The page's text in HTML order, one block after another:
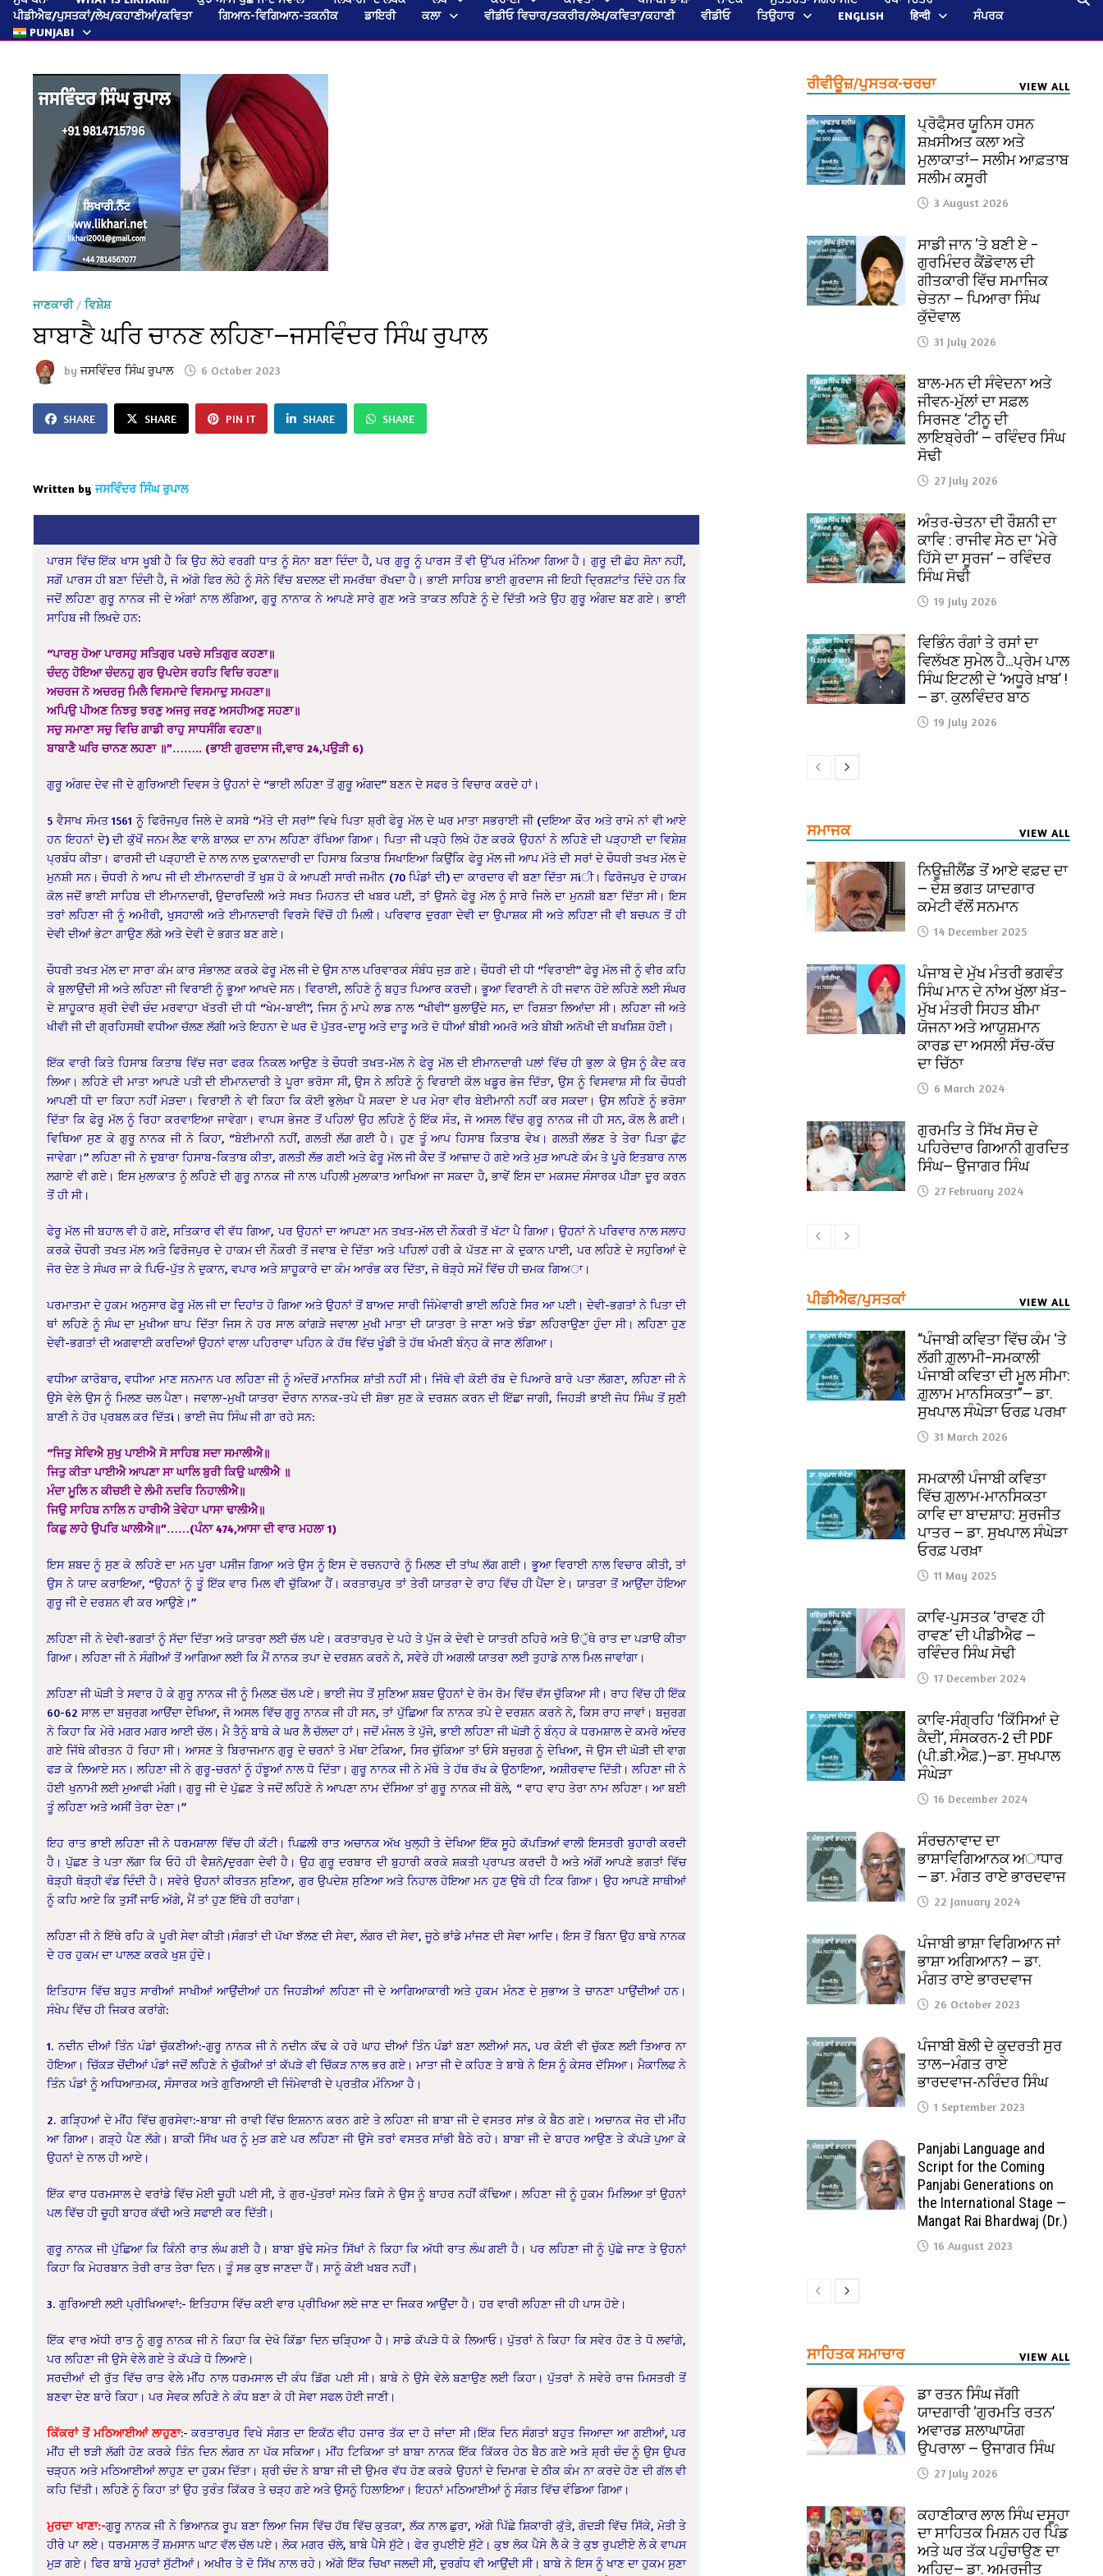
ਪੀਡੀਐਫ/ਪੁਸਤਕਾਂ/ਲੇਖ/ਕਹਾਣੀਆਂ/ਕਵਿਤਾ
ਗਿਆਨ-ਵਿਗਿਆਨ-ਤਕਨੀਕ ਡਾਇਰੀ ਕਲਾ ਵੀਡੀਓ ਵਿਚਾਰ/ਤਕਰੀਰ/ਲੇਖ/ਕਵਿਤਾ/ਕਹਾਣੀ ਵੀਡੀਓ ਤਿਉਹਾਰ ENGLISH हिन्दी
ਸੰਪਰਕ
PUNJABI
ਜਾਣਕਾਰੀ/ਵਿਸ਼ੇਸ਼
ਬਾਬਾਣੈ ਘਰਿ ਚਾਨਣ ਲਹਿਣਾ—ਜਸਵਿੰਦਰ ਸਿੰਘ ਰੁਪਾਲ
byਜਸਵਿੰਦਰ ਸਿੰਘ ਰੁਪਾਲ 6 October 2023
SHARE SHARE PIN IT SHARE SHARE
Written by ਜਸਵਿੰਦਰ ਸਿੰਘ ਰੁਪਾਲ
ਪਾਰਸ ਵਿੱਚ ਇੱਕ ਖਾਸ ਖੂਬੀ ਹੈ ਕਿ ਉਹ ਲੋਹੇ ਵਰਗੀ ਧਾਤ ਨੂੰ ਸੋਨਾ ਬਣਾ ਦਿੰਦਾ ਹੈ, ਪਰ ਗੁਰੂ ਨੂੰ ਪਾਰਸ ਤੋਂ ਵੀ ਉੱਪਰ ਮੰਨਿਆ ਗਿਆ ਹੈ। ਗੁਰੂ ਦੀ ਛੋਹ ਸੋਨਾ ਨਹੀਂ,
ਸਗੋਂ ਪਾਰਸ ਹੀ ਬਣਾ ਦਿੰਦੀ ਹੈ, ਜੋ ਅੱਗੇ ਫਿਰ ਲੋਹੇ ਨੂੰ ਸੋਨੇ ਵਿੱਚ ਬਦਲਣ ਦੀ ਸਮਰੱਥਾ ਰੱਖਦਾ ਹੈ। ਭਾਈ ਸਾਹਿਬ ਭਾਈ ਗੁਰਦਾਸ ਜੀ ਇਹੀ ਦ੍ਰਿਸ਼ਟਾਂਤ ਦਿੰਦੇ ਹਨ ਕਿ
ਜਦੋਂ ਲਹਿਣਾ ਗੁਰੂ ਨਾਨਕ ਜੀ ਦੇ ਅੰਗਾਂ ਨਾਲ ਲੱਗਿਆ, ਗੁਰੂ ਨਾਨਾਕ ਨੇ ਆਪਣੇ ਸਾਰੇ ਗੁਣ ਅਤੇ ਤਾਕਤ ਲਹਿਣੇ ਨੂੰ ਦੇ ਦਿੱਤੀ ਅਤੇ ਉਹ ਗੁਰੂ ਅੰਗਦ ਬਣ ਗਏ। ਭਾਈ
ਸਾਹਿਬ ਜੀ ਲਿਖਦੇ ਹਨ:
“ਪਾਰਸੁ ਹੋਆ ਪਾਰਸਹੁ ਸਤਿਗੁਰ ਪਰਚੇ ਸਤਿਗੁਰ ਕਹਣਾ॥
ਚੰਦਨੁ ਹੋਇਆ ਚੰਦਨਹੁ ਗੁਰ ਉਪਦੇਸ ਰਹਤਿ ਵਿਚਿ ਰਹਣਾ॥
ਅਚਰਜ ਨੋ ਅਚਰਜੁ ਮਿਲੈ ਵਿਸਮਾਦੇ ਵਿਸਮਾਦੁ ਸਮਹਣਾ॥
ਅਪਿਉ ਪੀਅਣ ਨਿਝਰੁ ਝਰਣੁ ਅਜਰੁ ਜਰਣੁ ਅਸਹੀਅਣੁ ਸਹਣਾ॥
ਸਚੁ ਸਮਾਣਾ ਸਚੁ ਵਿਚਿ ਗਾਡੀ ਰਾਹੁ ਸਾਧਸੰਗਿ ਵਹਣਾ॥
ਬਾਬਾਣੈ ਘਰਿ ਚਾਨਣ ਲਹਣਾ ॥”…….. (ਭਾਈ ਗੁਰਦਾਸ ਜੀ,ਵਾਰ 24,ਪਉੜੀ 6)
ਗੁਰੂ ਅੰਗਦ ਦੇਵ ਜੀ ਦੇ ਗੁਰਿਆਈ ਦਿਵਸ ਤੇ ਉਹਨਾਂ ਦੇ “ਭਾਈ ਲਹਿਣਾ ਤੋਂ ਗੁਰੂ ਅੰਗਦ” ਬਣਨ ਦੇ ਸਫਰ ਤੇ ਵਿਚਾਰ ਕਰਦੇ ਹਾਂ।
5 ਵੈਸਾਖ ਸੰਮਤ 1561 ਨੂੰ ਫਿਰੋਜਪੁਰ ਜਿਲੇ ਦੇ ਕਸਬੇ “ਮੱਤੇ ਦੀ ਸਰਾਂ” ਵਿਖੇ ਪਿਤਾ ਸ਼੍ਰੀ ਫੇਰੂ ਮੱਲ ਦੇ ਘਰ ਮਾਤਾ ਸਭਰਾਈ ਜੀ (ਦਇਆ ਕੌਰ ਅਤੇ ਰਾਮੋ ਨਾਂ ਵੀ ਆਏ
ਹਨ ਇਹਨਾਂ ਦੇ) ਦੀ ਕੁੱਖੋਂ ਜਨਮ ਲੈਣ ਵਾਲੇ ਬਾਲਕ ਦਾ ਨਾਮ ਲਹਿਣਾ ਰੱਖਿਆ ਗਿਆ। ਪਿਤਾ ਜੀ ਪੜ੍ਹੇ ਲਿਖੇ ਹੋਣ ਕਰਕੇ ਉਹਨਾਂ ਨੇ ਲਹਿਣੇ ਦੀ ਪੜ੍ਹਾਈ ਦਾ ਵਿਸ਼ੇਸ਼
ਪ੍ਰਬੰਧ ਕੀਤਾ। ਫਾਰਸੀ ਦੀ ਪੜ੍ਹਾਈ ਦੇ ਨਾਲ ਨਾਲ ਦੁਕਾਨਦਾਰੀ ਦਾ ਹਿਸਾਬ ਕਿਤਾਬ ਸਿਖਾਇਆ ਕਿਉਂਕਿ ਫੇਰੂ ਮੱਲ ਜੀ ਆਪ ਮੱਤੇ ਦੀ ਸਰਾਂ ਦੇ ਚੌਧਰੀ ਤਖਤ ਮੱਲ ਦੇ
ਮੁਨਸ਼ੀ ਸਨ। ਚੌਧਰੀ ਨੇ ਆਪ ਜੀ ਦੀ ਈਮਾਨਦਾਰੀ ਤੋਂ ਖੁਸ਼ ਹੋ ਕੇ ਆਪਣੀ ਸਾਰੀ ਜਮੀਨ (70 ਪਿੰਡਾਂ ਦੀ) ਦਾ ਕਾਰਦਾਰ ਵੀ ਬਣਾ ਦਿੱਤਾ ਸiੀ। ਫਿਰੋਜਪੁਰ ਦੇ ਹਾਕਮ
ਕੋਲ ਜਦੋਂ ਭਾਈ ਸਾਹਿਬ ਦੀ ਈਮਾਨਦਾਰੀ, ਉਦਾਰਦਿਲੀ ਅਤੇ ਸਖਤ ਮਿਹਨਤ ਦੀ ਖਬਰ ਪਈ, ਤਾਂ ਉਸਨੇ ਫੇਰੂ ਮੱਲ ਨੂੰ ਸਾਰੇ ਜਿਲੇ ਦਾ ਮੁਨਸ਼ੀ ਬਣਾ ਦਿੱਤਾ ਸੀ। ਇਸ
ਤਰਾਂ ਲਹਿਣਾ ਜੀ ਨੂੰ ਅਮੀਰੀ, ਖੁਸਹਾਲੀ ਅਤੇ ਈਮਾਨਦਾਰੀ ਵਿਰਸੇ ਵਿੱਚੋਂ ਹੀ ਮਿਲੀ। ਪਰਿਵਾਰ ਦੁਰਗਾ ਦੇਵੀ ਦਾ ਉਪਾਸ਼ਕ ਸੀ ਅਤੇ ਲਹਿਣਾ ਜੀ ਵੀ ਬਚਪਨ ਤੋਂ ਹੀ
ਦੇਵੀ ਦੀਆਂ ਭੇਟਾ ਗਾਉਣ ਲੱਗੇ ਅਤੇ ਦੇਵੀ ਦੇ ਭਗਤ ਬਣ ਗਏ।
ਚੌਧਰੀ ਤਖਤ ਮੱਲ ਦਾ ਸਾਰਾ ਕੰਮ ਕਾਰ ਸੰਭਾਲਣ ਕਰਕੇ ਫੇਰੂ ਮੱਲ ਜੀ ਦੇ ਉਸ ਨਾਲ ਪਰਿਵਾਰਕ ਸੰਬੰਧ ਜੁੜ ਗਏ। ਚੌਧਰੀ ਦੀ ਧੀ “ਵਿਰਾਈ” ਫੇਰੂ ਮੱਲ ਜੀ ਨੂੰ ਵੀਰ ਕਹਿ
ਕੇ ਬੁਲਾਉਂਦੀ ਸੀ ਅਤੇ ਲਹਿਣਾ ਜੀ ਵਿਰਾਈ ਨੂੰ ਭੂਆ ਆਖਦੇ ਸਨ। ਵਿਰਾਈ, ਲਹਿਣੇ ਨੂੰ ਬਹੁਤ ਪਿਆਰ ਕਰਦੀ। ਭੂਆ ਵਿਰਾਈ ਨੇ ਹੀ ਜਵਾਨ ਹੋਏ ਲਹਿਣੇ ਲਈ ਸੰਘਰ
ਦੇ ਸ਼ਾਹੂਕਾਰ ਸ਼੍ਰੀ ਦੇਵੀ ਚੰਦ ਮਰਵਾਹਾ ਖੱਤਰੀ ਦੀ ਧੀ “ਖੇਮ-ਬਾਈ”, ਜਿਸ ਨੂੰ ਮਾਪੇ ਲਾਡ ਨਾਲ “ਖੀਵੀ” ਬੁਲਾਉਂਦੇ ਸਨ, ਦਾ ਰਿਸ਼ਤਾ ਲਿਆਂਦਾ ਸੀ। ਲਹਿਣਾ ਜੀ ਅਤੇ
ਖੀਵੀ ਜੀ ਦੀ ਗ੍ਰਹਿਸਥੀ ਵਧੀਆ ਚੱਲਣ ਲੱਗੀ ਅਤੇ ਇਹਨਾ ਦੇ ਘਰ ਦੋ ਪੁੱਤਰ-ਦਾਸੂ ਅਤੇ ਦਾਤੂ ਅਤੇ ਦੋ ਧੀਆਂ ਬੀਬੀ ਅਮਰੋ ਅਤੇ ਬੀਬੀ ਅਨੋਖੀ ਦੀ ਬਖਸ਼ਿਸ਼ ਹੋਈ।
ਇੱਕ ਵਾਰੀ ਕਿਤੇ ਹਿਸਾਬ ਕਿਤਾਬ ਵਿੱਚ ਜਰਾ ਫਰਕ ਨਿਕਲ ਆਉਣ ਤੇ ਚੌਧਰੀ ਤਖਤ-ਮੱਲ ਨੇ ਫੇਰੂ ਮੱਲ ਦੀ ਈਮਾਨਦਾਰੀ ਪਲਾਂ ਵਿੱਚ ਹੀ ਭੁਲਾ ਕੇ ਉਸ ਨੂੰ ਕੈਦ ਕਰ
ਲਿਆ। ਲਹਿਣੇ ਦੀ ਮਾਤਾ ਆਪਣੇ ਪਤੀ ਦੀ ਈਮਾਨਦਾਰੀ ਤੇ ਪੂਰਾ ਭਰੋਸਾ ਸੀ, ਉਸ ਨੇ ਲਹਿਣੇ ਨੂੰ ਵਿਰਾਈ ਕੋਲ ਖਡੂਰ ਭੇਜ ਦਿੱਤਾ, ਉਸ ਨੂੰ ਵਿਸਵਾਸ਼ ਸੀ ਕਿ ਚੌਧਰੀ
ਆਪਣੀ ਧੀ ਦਾ ਕਿਹਾ ਨਹੀਂ ਮੋੜਦਾ। ਵਿਰਾਈ ਨੇ ਵੀ ਕਿਹਾ ਕਿ ਕੋਈ ਭੁਲੇਖਾ ਪੈ ਸਕਦਾ ਏ ਪਰ ਮੇਰਾ ਵੀਰ ਬੇਈਮਾਨੀ ਨਹੀਂ ਕਰ ਸਕਦਾ। ਉਸ ਲਹਿਣੇ ਨੂੰ ਭਰੋਸਾ
ਦਿੱਤਾ ਕਿ ਫੇਰੂ ਮੱਲ ਨੂੰ ਰਿਹਾ ਕਰਵਾਇਆ ਜਾਵੇਗਾ। ਵਾਪਸ ਭੇਜਣ ਤੋਂ ਪਹਿਲਾਂ ਉਹ ਲਹਿਣੇ ਨੂੰ ਇੱਕ ਸੰਤ, ਜੋ ਅਸਲ ਵਿੱਚ ਗੁਰੂ ਨਾਨਕ ਜੀ ਹੀ ਸਨ, ਕੋਲ ਲੈ ਗਈ।
ਵਿਥਿਆ ਸੁਣ ਕੇ ਗੁਰੂ ਨਾਨਕ ਜੀ ਨੇ ਕਿਹਾ, “ਬੇਈਮਾਨੀ ਨਹੀਂ, ਗਲਤੀ ਲੱਗ ਗਈ ਹੈ। ਹੁਣ ਤੂੰ ਆਪ ਹਿਸਾਬ ਕਿਤਾਬ ਵੇਖ। ਗਲਤੀ ਲੱਭਣ ਤੇ ਤੇਰਾ ਪਿਤਾ ਛੁੱਟ
ਜਾਵੇਗਾ।” ਲਹਿਣਾ ਜੀ ਨੇ ਦੁਬਾਰਾ ਹਿਸਾਬ-ਕਿਤਾਬ ਕੀਤਾ, ਗਲਤੀ ਲੱਭ ਗਈ ਅਤੇ ਫੇਰੂ ਮੱਲ ਜੀ ਕੈਦ ਤੋਂ ਆਜ਼ਾਦ ਹੋ ਗਏ ਅਤੇ ਮੁੜ ਆਪਣੇ ਕੰਮ ਤੇ ਪੂਰੇ ਇਤਬਾਰ ਨਾਲ
ਲਗਾਏ ਵੀ ਗਏ। ਇਸ ਮੁਲਾਕਾਤ ਨੂੰ ਲਹਿਣੇ ਦੀ ਗੁਰੂ ਨਾਨਕ ਜੀ ਨਾਲ ਪਹਿਲੀ ਮੁਲਾਕਾਤ ਆਖਿਆ ਜਾ ਸਕਦਾ ਹੈ, ਭਾਵੇਂ ਇਸ ਦਾ ਮਕਸਦ ਸੰਸਾਰਕ ਪੀੜਾ ਦੂਰ ਕਰਨ
ਤੋਂ ਹੀ ਸੀ।
ਫੇਰੂ ਮੱਲ ਜੀ ਬਹਾਲ ਵੀ ਹੋ ਗਏ, ਸਤਿਕਾਰ ਵੀ ਵੱਧ ਗਿਆ, ਪਰ ਉਹਨਾਂ ਦਾ ਆਪਣਾ ਮਨ ਤਖਤ-ਮੱਲ ਦੀ ਨੌਕਰੀ ਤੋਂ ਖੱਟਾ ਪੈ ਗਿਆ। ਉਹਨਾਂ ਨੇ ਪਰਿਵਾਰ ਨਾਲ ਸਲਾਹ
ਕਰਕੇ ਚੌਧਰੀ ਤਖਤ ਮੱਲ ਅਤੇ ਫਿਰੋਜਪੁਰ ਦੇ ਹਾਕਮ ਦੀ ਨੌਕਰੀ ਤੋਂ ਜਵਾਬ ਦੇ ਦਿੱਤਾ ਅਤੇ ਪਹਿਲਾਂ ਹਰੀ ਕੇ ਪੱਤਣ ਜਾ ਕੇ ਦੁਕਾਨ ਪਾਈ, ਪਰ ਲਹਿਣੇ ਦੇ ਸਹੁਰਿਆਂ ਦੇ
ਜੋਰ ਦੇਣ ਤੇ ਸੰਘਰ ਜਾ ਕੇ ਪਿਓ-ਪੁੱਤ ਨੇ ਦੁਕਾਨ, ਵਪਾਰ ਅਤੇ ਸ਼ਾਹੂਕਾਰੇ ਦਾ ਕੰਮ ਆਰੰਭ ਕਰ ਦਿੱਤਾ, ਜੋ ਥੋੜ੍ਹੇ ਸਮੇਂ ਵਿੱਚ ਹੀ ਚਮਕ ਗਿਅਾ।
ਪਰਮਾਤਮਾ ਦੇ ਹੁਕਮ ਅਨੁਸਾਰ ਫੇਰੂ ਮੱਲ ਜੀ ਦਾ ਦਿਹਾਂਤ ਹੋ ਗਿਆ ਅਤੇ ਉਹਨਾਂ ਤੋਂ ਬਾਅਦ ਸਾਰੀ ਜਿੰਮੇਵਾਰੀ ਭਾਈ ਲਹਿਣੇ ਸਿਰ ਆ ਪਈ। ਦੇਵੀ-ਭਗਤਾਂ ਨੇ ਪਿਤਾ ਦੀ
ਥਾਂ ਲਹਿਣੇ ਨੂੰ ਸੰਘ ਦਾ ਮੁਖੀਆ ਥਾਪ ਦਿੱਤਾ ਜਿਸ ਨੇ ਹਰ ਸਾਲ ਕਾਂਗੜੇ ਜਵਾਲਾ ਮੁਖੀ ਮਾਤਾ ਦੀ ਯਾਤਰਾ ਤੇ ਜਾਣਾ ਅਤੇ ਝੰਡਾ ਲਹਿਰਾਉਣਾ ਹੁੰਦਾ ਸੀ। ਲਹਿਣਾ ਹੁਣ
ਦੇਵੀ-ਭਗਤਾਂ ਦੀ ਅਗਵਾਈ ਕਰਦਿਆਂ ਉਹਨਾਂ ਵਾਲਾ ਪਹਿਰਾਵਾ ਪਹਿਨ ਕੇ ਹੱਥ ਵਿੱਚ ਖੂੰਡੀ ਤੇ ਹੱਥ ਖੰਮਣੀ ਬੰਨ੍ਹ ਕੇ ਜਾਣ ਲੱਗਿਆ।
ਵਧੀਆ ਕਾਰੋਬਾਰ, ਵਧੀਆ ਮਾਣ ਸਨਮਾਨ ਪਰ ਲਹਿਣਾ ਜੀ ਨੂੰ ਅੰਦਰੋਂ ਮਾਨਸਿਕ ਸ਼ਾਂਤੀ ਨਹੀਂ ਸੀ। ਜਿੱਥੇ ਵੀ ਕੋਈ ਰੱਬ ਦੇ ਪਿਆਰੇ ਬਾਰੇ ਪਤਾ ਲੱਗਣਾ, ਲਹਿਣਾ ਜੀ ਨੇ
ਉਸੇ ਵੇਲੇ ਉਸ ਨੂੰ ਮਿਲਣ ਚਲ ਪੈਣਾ। ਜਵਾਲਾ-ਮੁਖੀ ਯਾਤਰਾ ਦੌਰਾਨ ਨਾਨਕ-ਤਪੇ ਦੀ ਸ਼ੋਭਾ ਸੁਣ ਕੇ ਦਰਸ਼ਨ ਕਰਨ ਦੀ ਇੱਛਾ ਜਾਗੀ, ਜਿਹੜੀ ਭਾਈ ਜੋਧ ਸਿੰਘ ਤੋਂ ਸੁਣੀ
ਬਾਣੀ ਨੇ ਹੋਰ ਪ੍ਰਬਲ ਕਰ ਦਿੱਤi। ਭਾਈ ਜੋਧ ਸਿੰਘ ਜੀ ਗਾ ਰਹੇ ਸਨ:
“ਜਿਤੁ ਸੇਵਿਐ ਸੁਖੁ ਪਾਈਐ ਸੋ ਸਾਹਿਬ ਸਦਾ ਸਮਾਲੀਐ॥
ਜਿਤੁ ਕੀਤਾ ਪਾਈਐ ਆਪਣਾ ਸਾ ਘਾਲਿ ਬੁਰੀ ਕਿਉ ਘਾਲੀਐ ॥
ਮੰਦਾ ਮੂਲਿ ਨ ਕੀਚਈ ਦੇ ਲੰਮੀ ਨਦਰਿ ਨਿਹਾਲੀਐ॥
ਜਿਉ ਸਾਹਿਬ ਨਾਲਿ ਨ ਹਾਰੀਐ ਤੇਵੇਹਾ ਪਾਸਾ ਢਾਲੀਐ॥
ਕਿਛੁ ਲਾਹੇ ਉਪਰਿ ਘਾਲੀਐ॥”……(ਪੰਨਾ 474,ਆਸਾ ਦੀ ਵਾਰ ਮਹਲਾ 1)
ਇਸ ਸ਼ਬਦ ਨੂੰ ਸੁਣ ਕੇ ਲਹਿਣੇ ਦਾ ਮਨ ਪੂਰਾ ਪਸੀਜ ਗਿਆ ਅਤੇ ਉਸ ਨੂੰ ਇਸ ਦੇ ਰਚਨਹਾਰੇ ਨੂੰ ਮਿਲਣ ਦੀ ਤਾਂਘ ਲੱਗ ਗਈ। ਭੂਆ ਵਿਰਾਈ ਨਾਲ ਵਿਚਾਰ ਕੀਤੀ, ਤਾਂ
ਉਸ ਨੇ ਯਾਦ ਕਰਾਇਆ, “ਉਹਨਾਂ ਨੂੰ ਤੂੰ ਇੱਕ ਵਾਰ ਮਿਲ ਵੀ ਚੁੱਕਿਆ ਹੈਂ। ਕਰਤਾਰਪੁਰ ਤਾਂ ਤੇਰੀ ਯਾਤਰਾ ਦੇ ਰਾਹ ਵਿੱਚ ਹੀ ਪੈਂਦਾ ਏ। ਯਾਤਰਾ ਤੋਂ ਆਉਂਦਾ ਹੋਇਆ
ਗੁਰੂ ਜੀ ਦੇ ਦਰਸ਼ਨ ਵੀ ਕਰ ਆਉਣੇ।”
ਲ਼ਹਿਣਾ ਜੀ ਨੇ ਦੇਵੀ-ਭਗਤਾਂ ਨੂੰ ਸੱਦਾ ਦਿੱਤਾ ਅਤੇ ਯਾਤਰਾ ਲਈ ਚੱਲ ਪਏ। ਕਰਤਾਰਪੁਰ ਦੇ ਪਹੇ ਤੇ ਪੁੱਜ ਕੇ ਦੇਵੀ ਦੇ ਯਾਤਰੀ ਠਹਿਰੇ ਅਤੇ ੳੁੱਥੇ ਰਾਤ ਦਾ ਪੜਾੳ ਕੀਤਾ
ਗਿਆ। ਲਹਿਣਾ ਜੀ ਨੇ ਸੰਗੀਆਂ ਤੋਂ ਆਗਿਆ ਲਈ ਕਿ ਮੈਂ ਨਾਨਕ ਤਪਾ ਦੇ ਦਰਸ਼ਨ ਕਰਨੇ ਨੇ, ਸਵੇਰੇ ਹੀ ਅਗਲੀ ਯਾਤਰਾ ਲਈ ਤੁਹਾਡੇ ਨਾਲ ਮਿਲ ਜਾਵਾਂਗਾ।
ਲ਼ਹਿਣਾ ਜੀ ਘੋੜੀ ਤੇ ਸਵਾਰ ਹੋ ਕੇ ਗੁਰੂ ਨਾਨਕ ਜੀ ਨੂੰ ਮਿਲਣ ਚੱਲ ਪਏ। ਭਾਈ ਜੋਧ ਤੋਂ ਸੁਣਿਆ ਸ਼ਬਦ ਉਹਨਾਂ ਦੇ ਰੋਮ ਰੋਮ ਵਿੱਚ ਵੱਸ ਚੁੱਕਿਆ ਸੀ। ਰਾਹ ਵਿੱਚ ਹੀ ਇੱਕ
60-62 ਸਾਲ ਦਾ ਬਜੁਰਗ ਆੳਂਦਾ ਦੇਖਿਆ, ਜੋ ਅਸਲ ਵਿੱਚ ਗੁਰੂ ਨਾਨਕ ਜੀ ਹੀ ਸਨ, ਤਾਂ ਪੁੱਛਿਆ ਕਿ ਨਾਨਕ ਤਪੇ ਦੇ ਦਰਸ਼ਨ ਕਰਨੇ ਨੇ, ਕਿਸ ਰਾਹ ਜਾਵਾਂ। ਬਜੁਰਗ
ਨੇ ਕਿਹਾ ਕਿ ਮੇਰੇ ਮਗਰ ਮਗਰ ਆਈ ਚੱਲ। ਮੈ ਤੈਨੂੰ ਬਾਬੇ ਕੇ ਘਰ ਲੈ ਚੱਲਦਾ ਹਾਂ। ਜਦੋਂ ਮੰਜਲ ਤੇ ਪੁੱਜੇ, ਭਾਈ ਲਹਿਣਾ ਜੀ ਘੋੜੀ ਨੂੰ ਬੰਨ੍ਹ ਕੇ ਧਰਮਸ਼ਾਲ ਦੇ ਕਮਰੇ ਅੰਦਰ
ਗਏ ਜਿੱਥੇ ਕੀਰਤਨ ਹੋ ਰਿਹਾ ਸੀ। ਆਸਣ ਤੇ ਬਿਰਾਜਮਾਨ ਗੁਰੂ ਦੇ ਚਰਨਾਂ ਤੇ ਮੱਥਾ ਟੇਕਿਆ, ਸਿਰ ਚੁੱਕਿਆ ਤਾਂ ਓਸੇ ਬਜੁਰਗ ਨੂੰ ਦੇਖਿਆ, ਜੋ ਉਸ ਦੀ ਘੋੜੀ ਦੀ ਵਾਗ
ਫੜ ਕੇ ਲਿਆਏ ਸਨ। ਲਹਿਣਾ ਜੀ ਨੇ ਗੁਰੂ-ਚਰਨਾਂ ਨੂੰ ਹੰਝੂਆਂ ਨਾਲ ਧੋ ਦਿੱਤਾ। ਗੁਰੂ ਨਾਨਕ ਜੀ ਨੇ ਮੱਥੇ ਤੇ ਹੱਥ ਰੱਖ ਕੇ ਉਠਾਇਆ, ਅਸ਼ੀਰਵਾਦ ਦਿੱਤੀ। ਲਹਿਣਾ ਜੀ ਨੇ
ਹੋਈ ਖੁਨਾਮੀ ਲਈ ਮੁਆਫੀ ਮੰਗੀ। ਗੁਰੂ ਜੀ ਦੇ ਪੁੱਛਣ ਤੇ ਜਦੋਂ ਲਹਿਣੇ ਨੇ ਆਪਣਾ ਨਾਮ ਦੱਸਿਆ ਤਾਂ ਗੁਰੂ ਨਾਨਕ ਜੀ ਬੋਲੇ, “ ਵਾਹ ਵਾਹ ਤੇਰਾ ਨਾਮ ਲਹਿਣਾ। ਆ ਬਈ
ਤੂੰ ਲਹਿਣਾ ਅਤੇ ਅਸੀਂ ਤੇਰਾ ਦੇਣਾ।”
ਇਹ ਰਾਤ ਭਾਈ ਲਹਿਣਾ ਜੀ ਨੇ ਧਰਮਸ਼ਾਲਾ ਵਿੱਚ ਹੀ ਕੱਟੀ। ਪਿਛਲੀ ਰਾਤ ਅਚਾਨਕ ਅੱਖ ਖੁਲ੍ਹੀ ਤੇ ਦੇਖਿਆ ਇੱਕ ਸੂਹੇ ਕੱਪੜਿਆਂ ਵਾਲੀ ਇਸਤਰੀ ਬੁਹਾਰੀ ਕਰਦੀ
ਹੈ। ਪੁੱਛਣ ਤੇ ਪਤਾ ਲੱਗਾ ਕਿ ਓਹੋ ਹੀ ਵੈਸ਼ਨੋ/ਦੁਰਗਾ ਦੇਵੀ ਹੈ। ਉਹ ਗੁਰੂ ਦਰਬਾਰ ਦੀ ਬੁਹਾਰੀ ਕਰਕੇ ਸ਼ਕਤੀ ਪ੍ਰਾਪਤ ਕਰਦੀ ਹੈ ਅਤੇ ਅੱਗੋਂ ਆਪਣੇ ਭਗਤਾਂ ਵਿੱਚ
ਥੋੜ੍ਹੀ ਥੋੜ੍ਹੀ ਵੰਡ ਦਿੰਦੀ ਹੈ। ਸਵੇਰੇ ਉਹਨਾਂ ਕੀਰਤਨ ਸੁਣਿਆ, ਗੁਰ ਉਪਦੇਸ਼ ਸੁਣਿਆ ਅਤੇ ਨਿਹਾਲ ਹੋਇਆ ਮਨ ਹੁਣ ਉਥੇ ਹੀ ਟਿਕ ਗਿਆ। ਉਹ ਆਪਣੇ ਸਾਥੀਆਂ
ਨੂੰ ਕਹਿ ਆਏ ਕਿ ਤੁਸੀਂ ਜਾਓ ਅੱਗੇ, ਮੈਂ ਤਾਂ ਹੁਣ ਇੱਥੇ ਹੀ ਰਹਾਂਗਾ।
ਲਹਿਣਾ ਜੀ ਨੇ ਇੱਥੇ ਰਹਿ ਕੇ ਪੂਰੀ ਸੇਵਾ ਕੀਤੀ।ਸੰਗਤਾਂ ਦੀ ਪੱਖਾ ਝੱਲਣ ਦੀ ਸੇਵਾ, ਲੰਗਰ ਦੀ ਸੇਵਾ, ਜੂਠੇ ਭਾਂਡੇ ਮਾਂਜਣ ਦੀ ਸੇਵਾ ਆਦਿ। ਇਸ ਤੋਂ ਬਿਨਾ ਉਹ ਬਾਬੇ ਨਾਨਕ
ਦੇ ਹਰ ਹੁਕਮ ਦਾ ਪਾਲਣ ਕਰਕੇ ਖੁਸ਼ ਹੁੰਦੇ।
ਇਤਿਹਾਸ ਵਿੱਚ ਬਹੁਤ ਸਾਰੀਆਂ ਸਾਖੀਆਂ ਆਉਂਦੀਆਂ ਹਨ ਜਿਹੜੀਆਂ ਲਹਿਣਾ ਜੀ ਦੇ ਆਗਿਆਕਾਰੀ ਅਤੇ ਹੁਕਮ ਮੰਨਣ ਦੇ ਸੁਭਾਅ ਤੇ ਚਾਨਣਾ ਪਾਉਂਦੀਆਂ ਹਨ।
ਸੰਖੇਪ ਵਿੱਚ ਹੀ ਜਿਕਰ ਕਰਾਂਗੇ:
1. ਨਦੀਨ ਦੀਆਂ ਤਿੰਨ ਪੰਡਾਂ ਚੁੱਕਣੀਆਂ:-ਗੁਰੂ ਨਾਨਕ ਜੀ ਨੇ ਨਦੀਨ ਕੱਢ ਕੇ ਹਰੇ ਘਾਹ ਦੀਆਂ ਤਿੰਨ ਪੰਡਾਂ ਬਣਾ ਲਈਆਂ ਸਨ, ਪਰ ਕੋਈ ਵੀ ਚੁੱਕਣ ਲਈ ਤਿਆਰ ਨਾ
ਹੋਇਆ। ਚਿੱਕੜ ਚੋਂਦੀਆਂ ਪੰਡਾਂ ਜਦੋਂ ਲਹਿਣੇ ਨੇ ਚੁੱਕੀਆਂ ਤਾਂ ਕੱਪੜੇ ਵੀ ਚਿੱਕੜ ਨਾਲ ਭਰ ਗਏ। ਮਾਤਾ ਜੀ ਦੇ ਕਹਿਣ ਤੇ ਬਾਬੇ ਨੇ ਇਸ ਨੂੰ ਕੇਸਰ ਦੱਸਿਆ। ਮੈਕਾਲਿਫ ਨੇ
ਤਿੰਨ ਪੰਡਾਂ ਨੂੰ ਅਧਿਆਤਮਕ, ਸੰਸਾਰਕ ਅਤੇ ਗੁਰਿਆਈ ਦੀ ਜਿੰਮੇਵਾਰੀ ਦੇ ਪ੍ਰਤੀਕ ਮੰਨਿਆ ਹੈ।
2. ਗੜ੍ਹਿਆਂ ਦੇ ਮੀਂਹ ਵਿੱਚ ਗੁਰਸੇਵਾ:-ਬਾਬਾ ਜੀ ਰਾਵੀ ਵਿੱਚ ਇਸ਼ਨਾਨ ਕਰਨ ਗਏ ਤੇ ਲਹਿਣਾ ਜੀ ਬਾਬਾ ਜੀ ਦੇ ਵਸਤਰ ਸਾਂਭ ਕੇ ਬੈਠ ਗਏ। ਅਚਾਨਕ ਜੋਰ ਦੀ ਮੀਂਹ
ਆ ਗਿਆ। ਗੜ੍ਹੇ ਪੈਣ ਲੱਗੇ। ਬਾਕੀ ਸਿੱਖ ਘਰ ਨੂੰ ਮੁੜ ਗਏ ਪਰ ਲਹਿਣਾ ਜੀ ਉਸੇ ਤਰਾਂ ਵਸਤਰ ਸਾਂਭੀ ਬੈਠੇ ਰਹੇ। ਬਾਬਾ ਜੀ ਦੇ ਬਾਹਰ ਆਉਣ ਤੇ ਕੱਪੜੇ ਪੁਆ ਕੇ
ਉਹਨਾਂ ਦੇ ਨਾਲ ਹੀ ਆਏ।
ਇੱਕ ਵਾਰ ਧਰਮਸਾਲ ਦੇ ਵਰਾਂਡੇ ਵਿੱਚ ਮੋਈ ਚੂਹੀ ਪਈ ਸੀ, ਤੇ ਗੁਰ-ਪੁੱਤਰਾਂ ਸਮੇਤ ਕਿਸੇ ਨੇ ਉਸ ਨੂੰ ਬਾਹਰ ਨਹੀਂ ਕੱਢਿਆ। ਲਹਿਣਾ ਜੀ ਨੂੰ ਹੁਕਮ ਮਿਲਿਆ ਤਾਂ ਉਹਨਾਂ
ਪਲ ਵਿੱਚ ਹੀ ਚੂਹੀ ਬਾਹਰ ਕੱਢੀ ਅਤੇ ਸਫਾਈ ਕਰ ਦਿੱਤੀ।
ਗੁਰੂ ਨਾਨਕ ਜੀ ਪੁੱਛਿਆ ਕਿ ਕਿੰਨੀ ਰਾਤ ਲੰਘ ਗਈ ਹੈ। ਬਾਬਾ ਬੁੱਢੇ ਸਮੇਤ ਸਿੱਖਾਂ ਨੇ ਕਿਹਾ ਕਿ ਅੱਧੀ ਰਾਤ ਲੰਘ ਗਈ ਹੈ। ਪਰ ਲਹਿਣਾ ਜੀ ਨੂੰ ਪੁੱਛੇ ਜਾਣ ਤੇ ਉਹਨਾਂ
ਕਿਹਾ ਕਿ ਮੇਹਰਬਾਨ ਤੇਰੀ ਰਾਤ ਤੇਰਾ ਦਿਨ। ਤੂੰ ਸਭ ਕੁਝ ਜਾਣਦਾ ਹੈਂ। ਸਾਨੂੰ ਕੋਈ ਖਬਰ ਨਹੀਂ।
3. ਗੁਰਿਆਈ ਲਈ ਪ੍ਰੀਖਿਆਵਾਂ:- ਇਤਿਹਾਸ ਵਿੱਚ ਕਈ ਵਾਰ ਪ੍ਰੀਖਿਆ ਲਏ ਜਾਣ ਦਾ ਜਿਕਰ ਆਉਂਦਾ ਹੈ। ਹਰ ਵਾਰੀ ਲਹਿਣਾ ਜੀ ਹੀ ਪਾਸ ਹੋਏ।
ਇੱਕ ਵਾਰ ਅੱਧੀ ਰਾਤ ਨੂੰ ਗੁਰੂ ਨਾਨਕ ਜੀ ਨੇ ਕਿਹਾ ਕਿ ਦੇਖੋ ਕਿੱਡਾ ਦਿਨ ਚੜ੍ਹਿਆ ਹੈ। ਸਾਡੇ ਕੱਪੜੇ ਧੋ ਕੇ ਲਿਆਓ। ਪੁੱਤਰਾਂ ਨੇ ਕਿਹਾ ਕਿ ਸਵੇਰ ਹੋਣ ਤੇ ਧੋ ਲਵਾਂਗੇ,
ਪਰ ਲਹਿਣਾ ਜੀ ਉਸੇ ਵੇਲੇ ਗਏ ਤੇ ਕੱਪੜੇ ਧੋ ਲਿਆਏ।
ਸਰਦੀਆਂ ਦੀ ਰੁੱਤ ਵਿੱਚ ਰਾਤ ਵੇਲੇ ਮੀਂਹ ਨਾਲ ਧਰਮਸਾਲ ਦੀ ਕੰਧ ਡਿੱਗ ਪਈ ਸੀ। ਬਾਬੇ ਨੇ ਉਸੇ ਵੇਲੇ ਬਣਾਉਣ ਲਈ ਕਿਹਾ। ਪੁੱਤਰਾਂ ਨੇ ਸਵੇਰੇ ਰਾਜ ਮਿਸਤਰੀ ਤੋਂ
ਬਣਵਾ ਦੇਣ ਬਾਰੇ ਕਿਹਾ। ਪਰ ਸੇਵਕ ਲਹਿਣੇ ਨੇ ਕੰਧ ਬਣਾ ਕੇ ਹੀ ਸੇਵਾ ਸਫਲ ਹੋਈ ਜਾਣੀ।
ਕਿੱਕਰਾਂ ਤੋਂ ਮਠਿਆਈਆਂ ਲਾਹੁਣਾ:- ਕਰਤਾਰਪੁਰ ਵਿਖੇ ਸੰਗਤ ਦਾ ਇਕੱਠ ਵੀਹ ਹਜਾਰ ਤੱਕ ਦਾ ਹੋ ਜਾਂਦਾ ਸੀ।ਇੱਕ ਦਿਨ ਸੰਗਤਾਂ ਬਹੁਤ ਜਿਆਦਾ ਆ ਗਈਆਂ, ਪਰ
ਮੀਂਹ ਦੀ ਝੜੀ ਲੱਗੀ ਹੋਣ ਕਰਕੇ ਤਿੰਨ ਦਿਨ ਲੰਗਰ ਨਾ ਪੱਕ ਸਕਿਆ। ਮੀਂਹ ਟਿਕਿਆ ਤਾਂ ਬਾਬਾ ਨਾਨਕ ਇੱਕ ਕਿੱਕਰ ਹੇਠ ਬੈਠ ਗਏ ਅਤੇ ਸ਼੍ਰੀ ਚੰਦ ਨੂੰ ਉਸ ਉਪਰ
ਚੜ੍ਹਨ ਅਤੇ ਮਠਿਆਈਆਂ ਲਾਹੁਣ ਦਾ ਹੁਕਮ ਦਿੱਤਾ। ਸ਼੍ਰੀ ਚੰਦ ਨੇ ਬਾਬਾ ਜੀ ਦੀ ਉਮਰ ਵੱਧ ਹੋਣ ਕਰਕੇ ਉਹਨਾਂ ਦੇ ਦਿਮਾਗ ਦੇ ਠੀਕ ਕੰਮ ਨਾ ਕਰਦੇ ਹੋਣ ਦੀ ਗੱਲ ਵੀ
ਕਹਿ ਦਿੱਤੀ। ਲਹਿਣੇ ਨੂੰ ਕਿਹਾ ਤਾਂ ਉਹ ਤੁਰੰਤ ਕਿੱਕਰ ਤੇ ਚੜ੍ਹ ਗਏ ਅਤੇ ਉਸਨੂੰ ਹਿਲਾਇਆ। ਇਹਨਾਂ ਮਠਿਆਈਆਂ ਨੂੰ ਸੰਗਤ ਵਿੱਚ ਵੰਡਿਆ ਗਿਆ।
ਮੁਰਦਾ ਖਾਣਾ:-ਗੁਰੂ ਨਾਨਕ ਜੀ ਨੇ ਭਿਆਨਕ ਰੂਪ ਬਣਾ ਲਿਆ ਜਿਸ ਵਿੱਚ ਹੱਥ ਵਿੱਚ ਕੁਤਕਾ, ਲੱਕ ਨਾਲ ਛੁਰਾ, ਅੱਗੇ ਪਿੱਛੇ ਸ਼ਿਕਾਰੀ ਕੁੱਤੇ, ਗੋਦੜੀ ਵਿੱਚ ਸਿੱਕੇ, ਮੋਤੀ ਤੇ
ਹੀਰੇ ਪਾ ਲਏ। ਧਰਮਸਾਲ ਤੋਂ ਸ਼ਮਸਾਨ ਘਾਟ ਵੱਲ ਚੱਲ ਪਏ। ਲੋਕ ਮਗਰ ਚੱਲੇ, ਬਾਬੇ ਪੈਸੇ ਸੁੱਟੇ। ਫੇਰ ਰੁਪਈਏ ਸੁੱਟੇ। ਕੁਝ ਲੋਕ ਪੈਸੇ ਲੈ ਕੇ ਤੇ ਕੁਝ ਰੁਪਈਏ ਲੇ ਕੇ ਵਾਪਸ
ਮੁੜ ਗਏ। ਫਿਰ ਬਾਬੇ ਮੁਹਰਾਂ ਸੁੱਟੀਆਂ। ਅਖੀਰ ਤੇ ਦੋ ਸਿੱਖ ਨਾਲ ਰਹੇ। ਅੱਗੇ ਇੱਕ ਚਿਖਾ ਜਲਦੀ ਸੀ, ਦੁਰਗੰਧ ਵੀ ਆਉਂਦੀ ਸੀ। ਬਾਬੇ ਨੇ ਇਸ ਨੂੰ ਖਾਣ ਦਾ ਹੁਕਮ ਸੁਣਾ
ਰੀਵੀਊਜ਼/ਪੁਸਤਕ-ਚਰਚਾ VIEW ALL
ਪ੍ਰੋਫੈ਼ਸਰ ਯੂਨਿਸ ਹਸਨ
ਸ਼ਖ਼ਸੀਅਤ ਕਲਾ ਅਤੇ
ਮੁਲਾਕਾਤਾਂ— ਸਲੀਮ ਆਫ਼ਤਾਬ
ਸਲੀਮ ਕਸੂਰੀ
3 August 2026
ਸਾਡੀ ਜਾਨ ‘ਤੇ ਬਣੀ ਏ –
ਗੁਰਮਿੰਦਰ ਕੈਂਡੋਵਾਲ ਦੀ
ਗੀਤਕਾਰੀ ਵਿੱਚ ਸਮਾਜਿਕ
ਚੇਤਨਾ — ਪਿਆਰਾ ਸਿੰਘ
ਕੁੱਦੋਵਾਲ
31 July 2026
ਬਾਲ-ਮਨ ਦੀ ਸੰਵੇਦਨਾ ਅਤੇ
ਜੀਵਨ-ਮੁੱਲਾਂ ਦਾ ਸਫ਼ਲ
ਸਿਰਜਣ ‘ਟੀਨੂ ਦੀ
ਲਾਇਬ੍ਰੇਰੀ’ — ਰਵਿੰਦਰ ਸਿੰਘ
ਸੋਢੀ
27 July 2026
ਅੰਤਰ-ਚੇਤਨਾ ਦੀ ਰੌਸ਼ਨੀ ਦਾ
ਕਾਵਿ : ਰਾਜੀਵ ਸੇਠ ਦਾ ‘ਮੇਰੇ
ਹਿੱਸੇ ਦਾ ਸੂਰਜ’ — ਰਵਿੰਦਰ
ਸਿੰਘ ਸੋਢੀ
19 July 2026
ਵਿਭਿੰਨ ਰੰਗਾਂ ਤੇ ਰਸਾਂ ਦਾ
ਵਿਲੱਖਣ ਸੁਮੇਲ ਹੈ…ਪ੍ਰੇਮ ਪਾਲ
ਸਿੰਘ ਇਟਲੀ ਦੇ ‘ਅਧੂਰੇ ਖ਼ਾਬ’ !
— ਡਾ. ਕੁਲਵਿੰਦਰ ਬਾਠ
19 July 2026
ਸਮਾਜਕ VIEW ALL
ਨਿਊਜ਼ੀਲੈਂਡ ਤੋਂ ਆਏ ਵਫ਼ਦ ਦਾ
— ਦੇਸ਼ ਭਗਤ ਯਾਦਗਾਰ
ਕਮੇਟੀ ਵੱਲੋਂ ਸਨਮਾਨ
14 December 2025
ਪੰਜਾਬ ਦੇ ਮੁੱਖ ਮੰਤਰੀ ਭਗਵੰਤ
ਸਿੰਘ ਮਾਨ ਦੇ ਨਾਂਅ ਖੁੱਲਾ ਖ਼ੱਤ–
ਮੁੱਖ ਮੰਤਰੀ ਸਿਹਤ ਬੀਮਾ
ਯੋਜਨਾ ਅਤੇ ਆਯੁਸ਼ਮਾਨ
ਕਾਰਡ ਦਾ ਅਸਲੀ ਸੱਚ-ਕੱਚ
ਦਾ ਚਿੱਠਾ
6 March 2024
ਗੁਰਮਤਿ ਤੇ ਸਿੱਖ ਸੋਚ ਦੇ
ਪਹਿਰੇਦਾਰ ਗਿਆਨੀ ਗੁਰਦਿਤ
ਸਿੰਘ— ਉਜਾਗਰ ਸਿੰਘ
27 February 2024
ਪੀਡੀਐਫ/ਪੁਸਤਕਾਂ VIEW ALL
“ਪੰਜਾਬੀ ਕਵਿਤਾ ਵਿੱਚ ਕੰਮ ‘ਤੇ
ਲੱਗੀ ਗ਼ੁਲਾਮੀ–ਸਮਕਾਲੀ
ਪੰਜਾਬੀ ਕਵਿਤਾ ਦੀ ਮੂਲ ਸੀਮਾ:
ਗ਼ੁਲਾਮ ਮਾਨਸਿਕਤਾ”— ਡਾ.
ਸੁਖਪਾਲ ਸੰਘੇੜਾ ਓਰਫ਼ ਪਰਖ਼ਾ
31 March 2026
ਸਮਕਾਲੀ ਪੰਜਾਬੀ ਕਵਿਤਾ
ਵਿੱਚ ਗ਼ੁਲਾਮ-ਮਾਨਸਿਕਤਾ
ਕਾਵਿ ਦਾ ਬਾਦਸ਼ਾਹ: ਸੁਰਜੀਤ
ਪਾਤਰ — ਡਾ. ਸੁਖਪਾਲ ਸੰਘੇੜਾ
ਓਰਫ਼ ਪਰਖ਼ਾ
11 May 2025
ਕਾਵਿ-ਪੁਸਤਕ ‘ਰਾਵਣ ਹੀ
ਰਾਵਣ’ ਦੀ ਪੀਡੀਐਫ —
ਰਵਿੰਦਰ ਸਿੰਘ ਸੋਢੀ
17 December 2024
ਕਾਵਿ-ਸੰਗ੍ਰਹਿ ‘ਕਿੱਸਿਆਂ ਦੇ
ਕੈਦੀ’, ਸੰਸਕਰਨ-2 ਦੀ PDF
(ਪੀ.ਡੀ.ਐਫ਼.)—ਡਾ. ਸੁਖਪਾਲ
ਸੰਘੇੜਾ
16 December 2024
ਸੰਰਚਨਾਵਾਦ ਦਾ
ਭਾਸ਼ਾਵਿਗਿਆਨਕ ਅਾਧਾਰ
— ਡਾ. ਮੰਗਤ ਰਾਏ ਭਾਰਦਵਾਜ
22 January 2024
ਪੰਜਾਬੀ ਭਾਸ਼ਾ ਵਿਗਿਆਨ ਜਾਂ
ਭਾਸ਼ਾ ਅਗਿਆਨ? — ਡਾ.
ਮੰਗਤ ਰਾਏ ਭਾਰਦਵਾਜ
26 October 2023
ਪੰਜਾਬੀ ਬੋਲੀ ਦੇ ਕੁਦਰਤੀ ਸੁਰ
ਤਾਲ—ਮੰਗਤ ਰਾਏ
ਭਾਰਦਵਾਜ-ਨਰਿੰਦਰ ਸਿੰਘ
1 September 2023
Panjabi Language and
Script for the Coming
Panjabi Generations on
the International Stage —
Mangat Rai Bhardwaj (Dr.)
16 August 2023
ਸਾਹਿਤਕ ਸਮਾਚਾਰ VIEW ALL
ਡਾ ਰਤਨ ਸਿੰਘ ਜੱਗੀ
ਯਾਦਗਾਰੀ ‘ਗੁਰਮਤਿ ਰਤਨ’
ਅਵਾਰਡ ਸ਼ਲਾਘਾਯੋਗ
ਉਪਰਾਲਾ — ਉਜਾਗਰ ਸਿੰਘ
27 July 2026
ਕਹਾਣੀਕਾਰ ਲਾਲ ਸਿੰਘ ਦਸੂਹਾ
ਦਾ ਸਾਹਿਤਕ ਮਿਸ਼ਨ ਹਰ ਪਿੰਡ
ਅਤੇ ਘਰ ਤੱਕ ਪਹੁੰਚਾਉਣ ਦਾ
ਅਹਿਦ— ਡਾ. ਅਮਰਜੀਤ